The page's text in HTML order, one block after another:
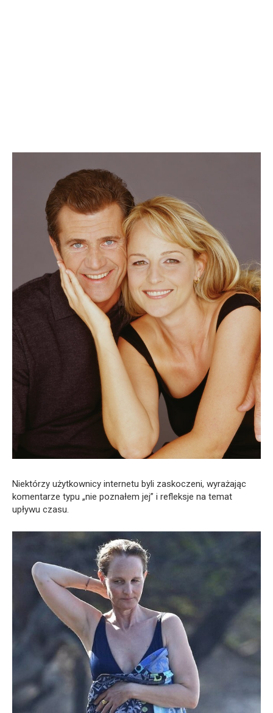
Niektórzy użytkownicy internetu byli zaskoczeni, wyrażając
komentarze typu „nie poznałem jej” i refleksje na temat
upływu czasu.